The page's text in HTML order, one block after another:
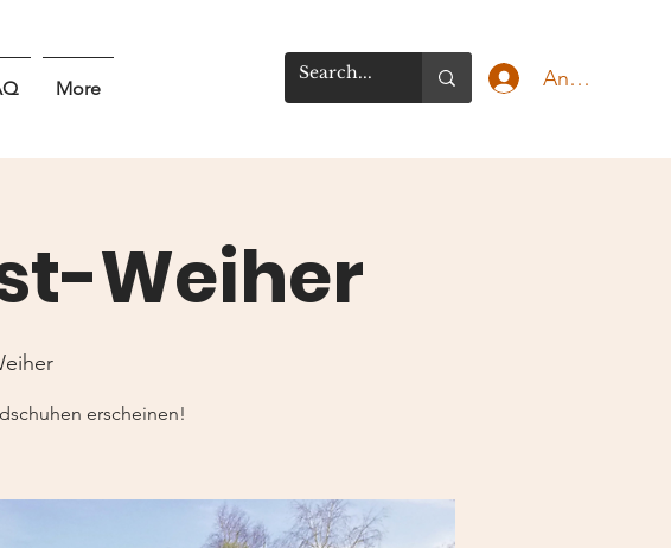
More Anmelden
Weiher
erscheinen!